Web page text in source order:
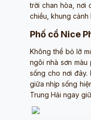
trời chan hòa, nơi
chiều, khung cảnh
Phố cổ Nice
Không thể bỏ lỡ
ngôi nhà sơn
sống cho nơi đây.
giữa nhịp sống
Trung Hải ngay